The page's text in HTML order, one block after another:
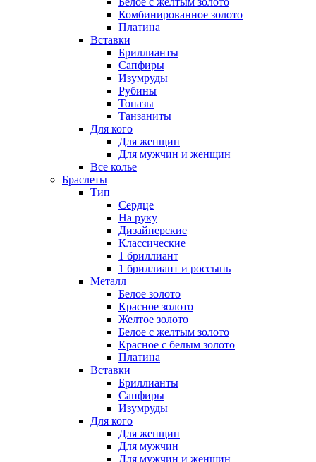
Комбинированное золото
Платина
Вставки
Бриллианты
Сапфиры
Изумруды
Рубины
Топазы
Танзаниты
Для кого
Для женщин
Для мужчин и женщин
Все колье
Браслеты
Тип
Сердце
На руку
Дизайнерские
Классические
1 бриллиант
1 бриллиант и россыпь
Металл
Белое золото
Красное золото
Желтое золото
Белое с желтым золото
Красное с белым золото
Платина
Вставки
Бриллианты
Сапфиры
Изумруды
Для кого
Для женщин
Для мужчин
Для мужчин и женщин